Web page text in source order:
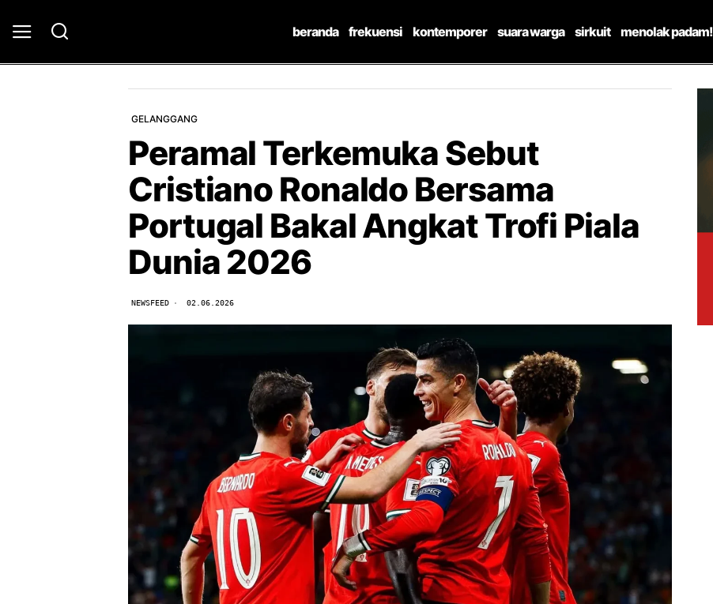
beranda frekuensi kontemporer suara warga sirkuit menolak padam!
GELANGGANG
Peramal Terkemuka Sebut
Cristiano Ronaldo Bersama
Portugal Bakal Angkat Trofi Piala
Dunia 2026
NEWSFEED 02.06.2026